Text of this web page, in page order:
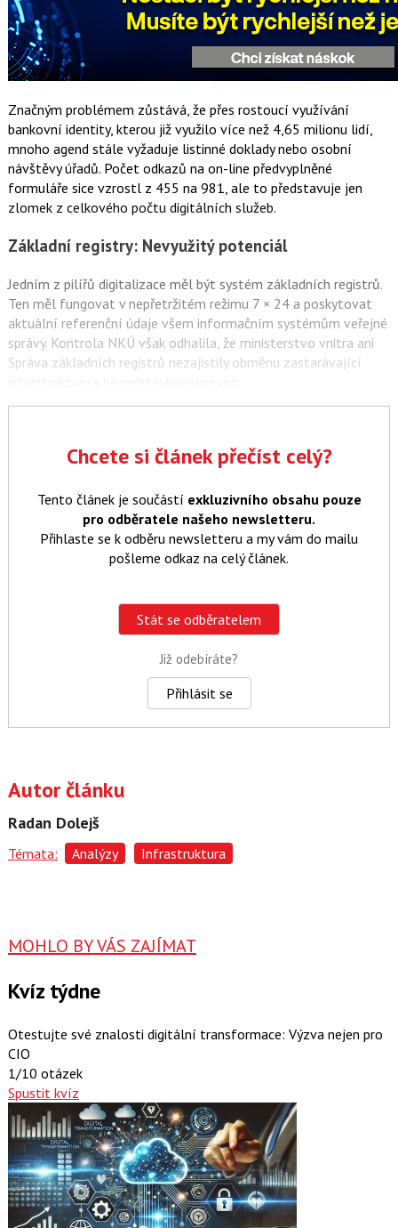
Značným problémem zůstává, že přes rostoucí využívání
bankovní identity, kterou již využilo více než 4,65 milionu lidí,
mnoho agend stále vyžaduje listinné doklady nebo osobní
návštěvy úřadů. Počet odkazů na on-line předvyplněné
formuláře sice vzrostl z 455 na 981, ale to představuje jen
zlomek z celkového počtu digitálních služeb.
Základní registry: Nevyužitý potenciál
Jedním z pilířů digitalizace měl být systém základních registrů.
Ten měl fungovat v nepřetržitém režimu 7 × 24 a poskytovat
aktuální referenční údaje všem informačním systémům veřejné
správy. Kontrola NKÚ však odhalila, že ministerstvo vnitra ani
Správa základních registrů nezajistily obměnu zastarávající
Chcete si článek přečíst celý?
Tento článek je součástí exkluzivního obsahu pouze
pro odběratele našeho newsletteru.
Přihlaste se k odběru newsletteru a my vám do mailu
pošleme odkaz na celý článek.
Stát se odběratelem
Již odebíráte?
Přihlásit se
Autor článku
Radan Dolejš
Témata: Analýzy Infrastruktura
MOHLO BY VÁS ZAJÍMAT
Kvíz týdne
Otestujte své znalosti digitální transformace: Výzva nejen pro
CIO
1/10 otázek
Spustit kvíz